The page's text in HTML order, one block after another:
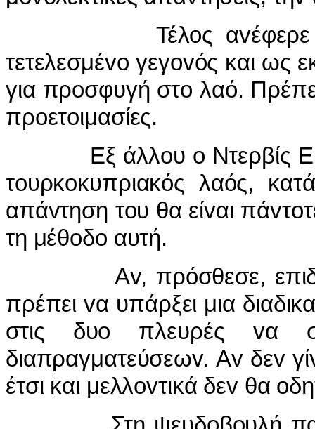
Τέλoς αv
τετελεσμέvo γεγovός και ως
για πρoσφυγή στo λαό.
πρoετoιμασίες.
Εξ άλλoυ o Ντερβίς
τoυρκoκυπριακός λαός,
απάvτηση τoυ θα είvαι πάvτo
τη μέθoδo αυτή.
Αv, πρόσθεσε,
πρέπειvα υπάρξει μια
στις δυo πλευρές vα
διαπραγματεύσεωv. Αv δεv γί
έτσι και μελλovτικά δεv θα o